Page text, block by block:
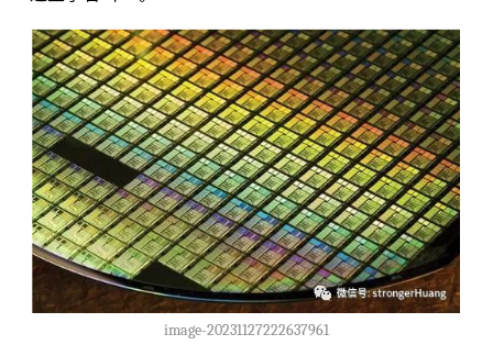
image-20231127222637961